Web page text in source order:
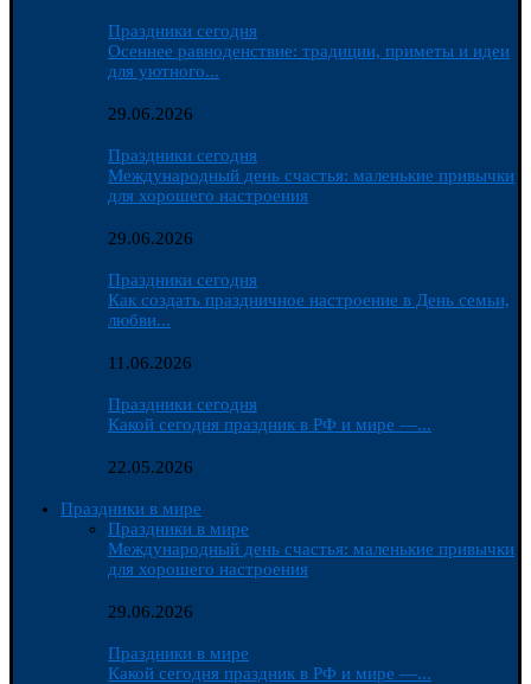
Праздники сегодня
Осеннее равноденствие: традиции, приметы и идеи
для уютного...
29.06.2026
Праздники сегодня
Международный день счастья: маленькие привычки
для хорошего настроения
29.06.2026
Праздники сегодня
Как создать праздничное настроение в День семьи,
любви...
11.06.2026
Праздники сегодня
Какой сегодня праздник в РФ и мире —...
22.05.2026
Праздники в мире
Праздники в мире
Международный день счастья: маленькие привычки
для хорошего настроения
29.06.2026
Праздники в мире
Какой сегодня праздник в РФ и мире —...